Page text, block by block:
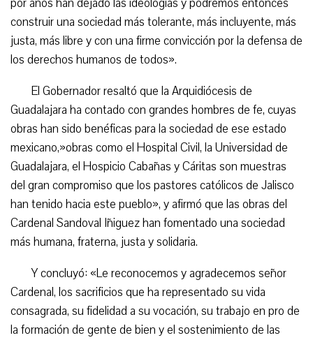
construir una sociedad más tolerante, más incluyente, más
justa, más libre y con una firme convicción por la defensa de
los derechos humanos de todos».
El Gobernador resaltó que la Arquidiócesis de
Guadalajara ha contado con grandes hombres de fe, cuyas
obras han sido benéficas para la sociedad de ese estado
mexicano,»obras como el Hospital Civil, la Universidad de
Guadalajara, el Hospicio Cabañas y Cáritas son muestras
del gran compromiso que los pastores católicos de Jalisco
han tenido hacia este pueblo», y afirmó que las obras del
Cardenal Sandoval Iñiguez han fomentado una sociedad
más humana, fraterna, justa y solidaria.
Y concluyó: «Le reconocemos y agradecemos señor
Cardenal, los sacrificios que ha representado su vida
consagrada, su fidelidad a su vocación, su trabajo en pro de
la formación de gente de bien y el sostenimiento de las